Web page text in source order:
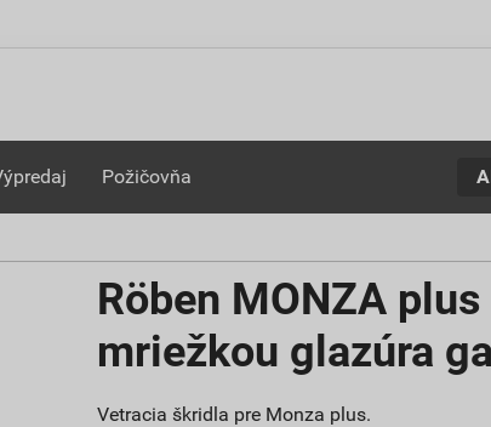
Požičovňa
Röben MONZA
mriežkou glazúra
Vetracia škridla pre Monza plus.